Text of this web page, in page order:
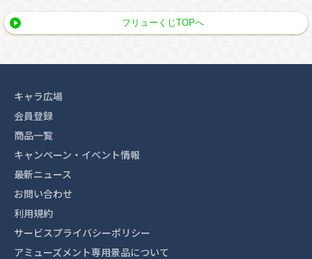
フリューくじTOPへ
キャラ広場
会員登録
商品一覧
キャンペーン・イベント情報
最新ニュース
お問い合わせ
利用規約
サービスプライバシーポリシー
アミューズメント専用景品について